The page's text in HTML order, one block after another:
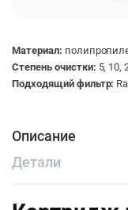
Материал:
Степень очистки: 5, 10,
Подходящий фильтр:
Описание
Детали